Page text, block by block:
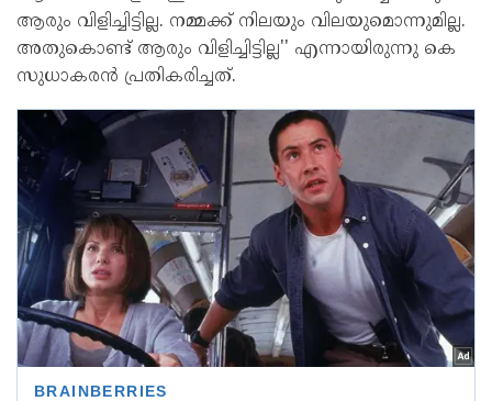
ആരും വിളിച്ചിട്ടില്ല. നമ്മക്ക് നിലയും വിലയുമൊന്നുമില്ല.
അതുകൊണ്ട് ആരും വിളിച്ചിട്ടില്ല'' എന്നായിരുന്നു കെ
സുധാകരൻ പ്രതികരിച്ചത്.